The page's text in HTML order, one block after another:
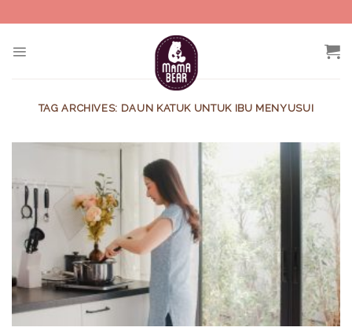
to
TAG ARCHIVES: DAUN KATUK UNTUK IBU MENYUSUI